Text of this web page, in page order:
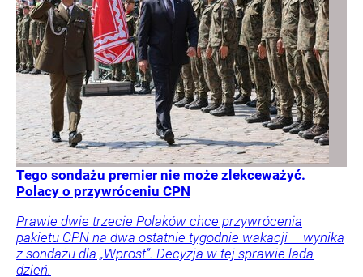
Tego sondażu premier nie może zlekceważyć.
Polacy o przywróceniu CPN
Prawie dwie trzecie Polaków chce przywrócenia
pakietu CPN na dwa ostatnie tygodnie wakacji – wynika
z sondażu dla „Wprost”. Decyzja w tej sprawie lada
dzień.